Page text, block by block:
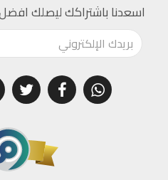
اسعدنا باشتراكك ليصلك